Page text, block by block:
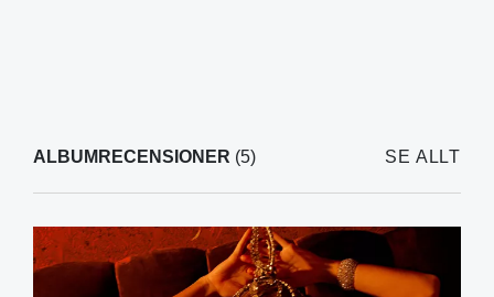
ALBUMRECENSIONER (5) SE ALLT